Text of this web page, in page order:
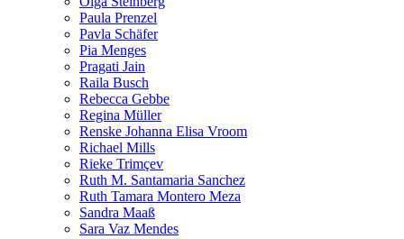
Paula Prenzel
Pavla Schäfer
Pia Menges
Pragati Jain
Raila Busch
Rebecca Gebbe
Regina Müller
Renske Johanna Elisa Vroom
Richael Mills
Rieke Trimçev
Ruth M. Santamaria Sanchez
Ruth Tamara Montero Meza
Sandra Maaß
Sara Vaz Mendes